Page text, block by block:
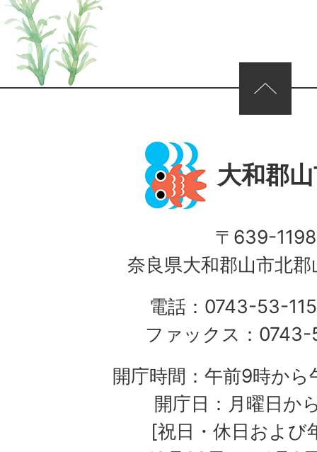
ページの先頭へ
大和郡
〒639-1198
奈良県大和郡山市北
電話：0743-53-
ファックス：
開庁時間：午前9時か
開庁日：月曜日か
[祝日・休日および